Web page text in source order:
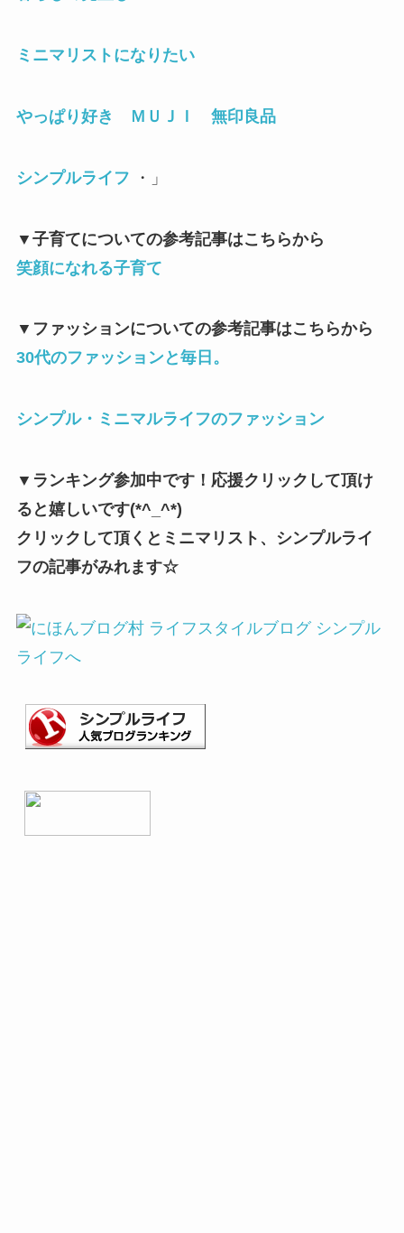
ミニマリストになりたい
やっぱり好き ＭＵＪＩ 無印良品
シンプルライフ ・」
▼ 子育てについての参考記事はこちらから
笑顔になれる子育て
▼ ファッションについての参考記事はこちらから
30代のファッションと毎日。
シンプル・ミニマルライフのファッション
▼ランキング参加中です！応援クリックして頂け
ると嬉しいです(*^_^*)
クリックして頂くとミニマリスト、シンプルライ
フの記事がみれます☆